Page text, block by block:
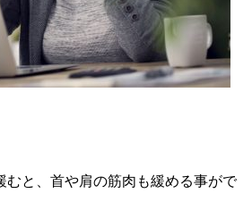
むと、首や肩の筋肉も緩める事がで